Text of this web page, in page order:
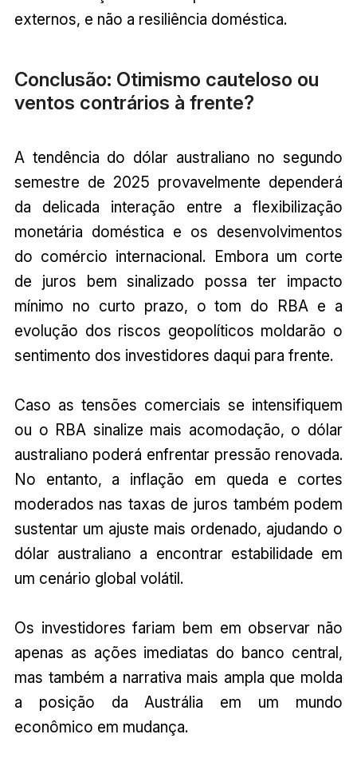
externos, e não a resiliência doméstica.
Conclusão: Otimismo cauteloso ou
ventos contrários à frente?
A tendência do dólar australiano no segundo
semestre de 2025 provavelmente dependerá
da delicada interação entre a flexibilização
monetária doméstica e os desenvolvimentos
do comércio internacional. Embora um corte
de juros bem sinalizado possa ter impacto
mínimo no curto prazo, o tom do RBA e a
evolução dos riscos geopolíticos moldarão o
sentimento dos investidores daqui para frente.
Caso as tensões comerciais se intensifiquem
ou o RBA sinalize mais acomodação, o dólar
australiano poderá enfrentar pressão renovada.
No entanto, a inflação em queda e cortes
moderados nas taxas de juros também podem
sustentar um ajuste mais ordenado, ajudando o
dólar australiano a encontrar estabilidade em
um cenário global volátil.
Os investidores fariam bem em observar não
apenas as ações imediatas do banco central,
mas também a narrativa mais ampla que molda
a posição da Austrália em um mundo
econômico em mudança.